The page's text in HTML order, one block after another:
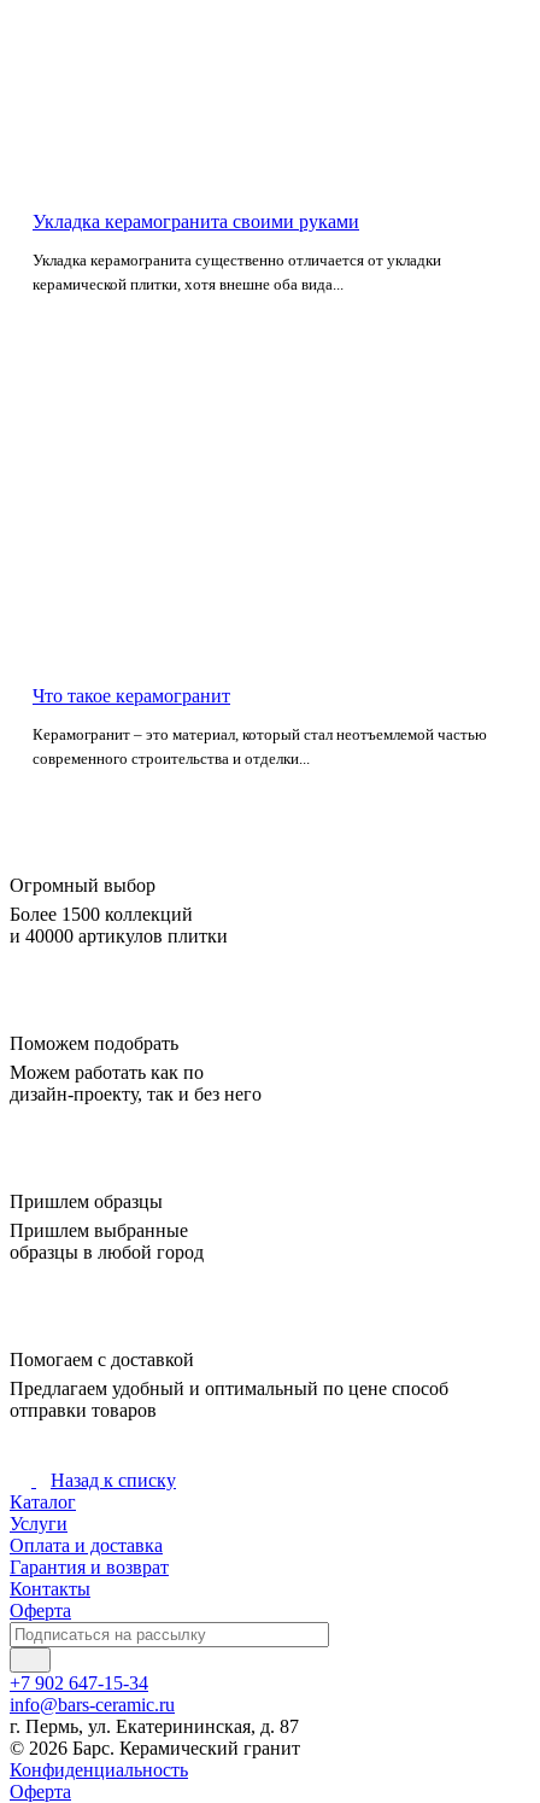
Укладка керамогранита своими руками
Укладка керамогранита существенно отличается от укладки
керамической плитки, хотя внешне оба вида...
Что такое керамогранит
Керамогранит – это материал, который стал неотъемлемой частью
современного строительства и отделки...
Огромный выбор
Более 1500 коллекций
и 40000 артикулов плитки
Поможем подобрать
Можем работать как по
дизайн-проекту, так и без него
Пришлем образцы
Пришлем выбранные
образцы в любой город
Помогаем с доставкой
Предлагаем удобный и оптимальный по цене способ
отправки товаров
Назад к списку
Каталог
Услуги
Оплата и доставка
Гарантия и возврат
Контакты
Оферта
+7 902 647-15-34
info@bars-ceramic.ru
г. Пермь, ул. Екатерининская, д. 87
© 2026 Барс. Керамический гранит
Конфиденциальность
Оферта